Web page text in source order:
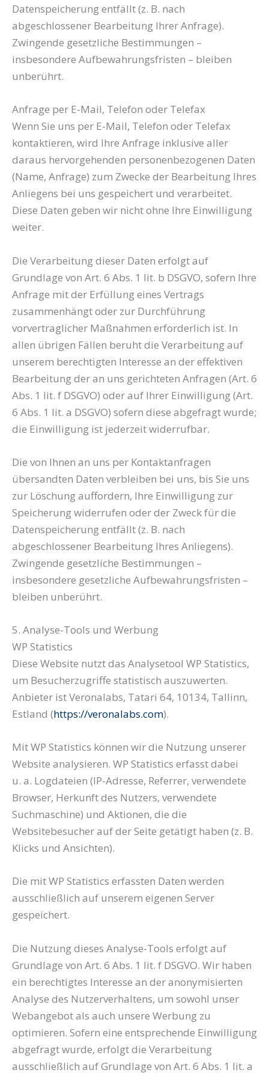
Datenspeicherung entfällt (z. B. nach
abgeschlossener Bearbeitung Ihrer Anfrage).
Zwingende gesetzliche Bestimmungen –
insbesondere Aufbewahrungsfristen – bleiben
unberührt.
Anfrage per E-Mail, Telefon oder Telefax
Wenn Sie uns per E-Mail, Telefon oder Telefax
kontaktieren, wird Ihre Anfrage inklusive aller
daraus hervorgehenden personenbezogenen Daten
(Name, Anfrage) zum Zwecke der Bearbeitung Ihres
Anliegens bei uns gespeichert und verarbeitet.
Diese Daten geben wir nicht ohne Ihre Einwilligung
weiter.
Die Verarbeitung dieser Daten erfolgt auf
Grundlage von Art. 6 Abs. 1 lit. b DSGVO, sofern Ihre
Anfrage mit der Erfüllung eines Vertrags
zusammenhängt oder zur Durchführung
vorvertraglicher Maßnahmen erforderlich ist. In
allen übrigen Fällen beruht die Verarbeitung auf
unserem berechtigten Interesse an der effektiven
Bearbeitung der an uns gerichteten Anfragen (Art. 6
Abs. 1 lit. f DSGVO) oder auf Ihrer Einwilligung (Art.
6 Abs. 1 lit. a DSGVO) sofern diese abgefragt wurde;
die Einwilligung ist jederzeit widerrufbar.
Die von Ihnen an uns per Kontaktanfragen
übersandten Daten verbleiben bei uns, bis Sie uns
zur Löschung auffordern, Ihre Einwilligung zur
Speicherung widerrufen oder der Zweck für die
Datenspeicherung entfällt (z. B. nach
abgeschlossener Bearbeitung Ihres Anliegens).
Zwingende gesetzliche Bestimmungen –
insbesondere gesetzliche Aufbewahrungsfristen –
bleiben unberührt.
5. Analyse-Tools und Werbung
WP Statistics
Diese Website nutzt das Analysetool WP Statistics,
um Besucherzugriffe statistisch auszuwerten.
Anbieter ist Veronalabs, Tatari 64, 10134, Tallinn,
Estland (https://veronalabs.com).
Mit WP Statistics können wir die Nutzung unserer
Website analysieren. WP Statistics erfasst dabei
u. a. Logdateien (IP-Adresse, Referrer, verwendete
Browser, Herkunft des Nutzers, verwendete
Suchmaschine) und Aktionen, die die
Websitebesucher auf der Seite getätigt haben (z. B.
Klicks und Ansichten).
Die mit WP Statistics erfassten Daten werden
ausschließlich auf unserem eigenen Server
gespeichert.
Die Nutzung dieses Analyse-Tools erfolgt auf
Grundlage von Art. 6 Abs. 1 lit. f DSGVO. Wir haben
ein berechtigtes Interesse an der anonymisierten
Analyse des Nutzerverhaltens, um sowohl unser
Webangebot als auch unsere Werbung zu
optimieren. Sofern eine entsprechende Einwilligung
abgefragt wurde, erfolgt die Verarbeitung
ausschließlich auf Grundlage von Art. 6 Abs. 1 lit. a